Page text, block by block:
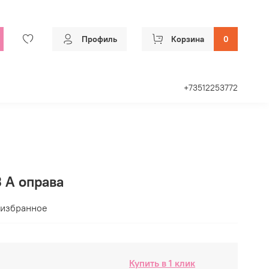
Профиль Корзина 0
+73512253772
оправа
Купить в 1 клик